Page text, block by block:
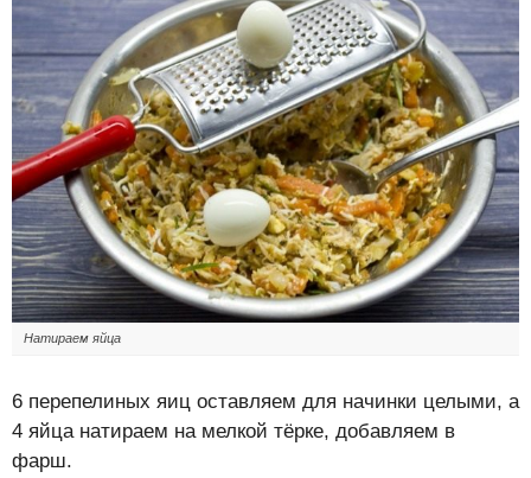
Натираем яйца
6 перепелиных яиц оставляем для начинки целыми, а
4 яйца натираем на мелкой тёрке, добавляем в
фарш.